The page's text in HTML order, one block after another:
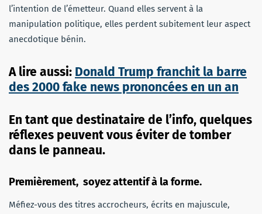
l’intention de l’émetteur. Quand elles servent à la
manipulation politique, elles perdent subitement leur aspect
anecdotique bénin.
A lire aussi: Donald Trump franchit la barre
des 2000 fake news prononcées en un an
En tant que destinataire de l’info, quelques
réflexes peuvent vous éviter de tomber
dans le panneau.
Premièrement, soyez attentif à la forme.
Méfiez-vous des titres accrocheurs, écrits en majuscule,